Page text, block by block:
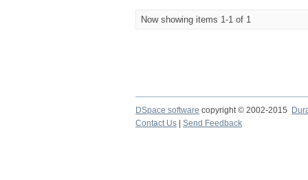
Now showing items 1-1 of 1
DSpace software copyright © 2002-2015
Contact Us
Send Feedback